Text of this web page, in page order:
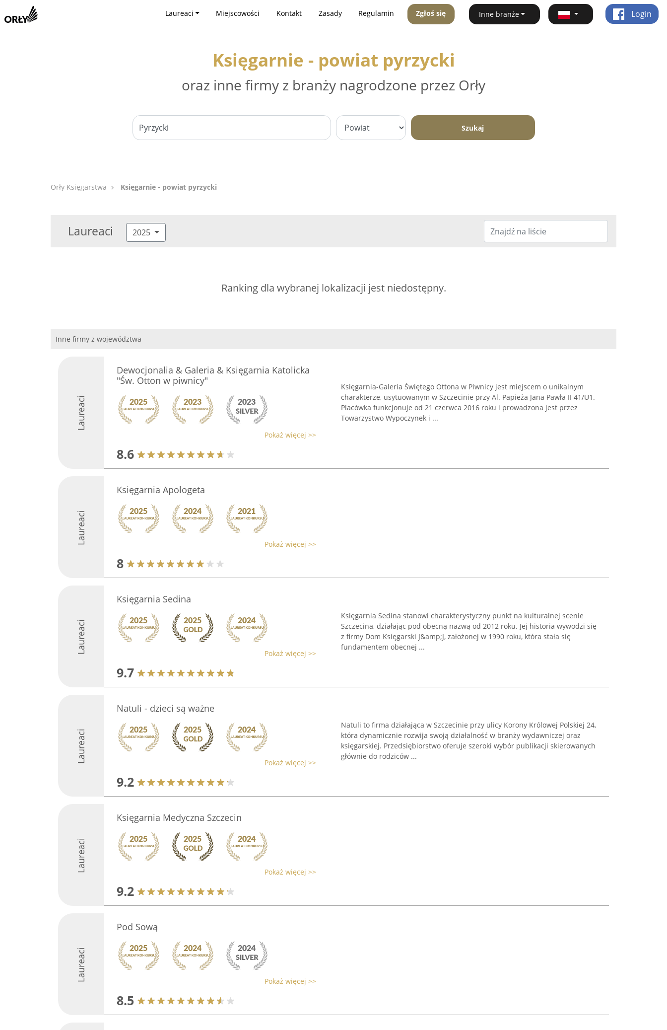
Laureaci Miejscowości Kontakt Zasady Regulamin Zgłoś się Inne branże Login
Księgarnie - powiat pyrzycki
oraz inne firmy z branży nagrodzone przez Orły
Szukaj
Orły Księgarstwa Księgarnie - powiat pyrzycki
Laureaci 2025
Ranking dla wybranej lokalizacji jest niedostępny.
Inne firmy z województwa
Laureaci
Dewocjonalia & Galeria & Księgarnia Katolicka
"Św. Otton w piwnicy"
Pokaż więcej >>
8.6
Księgarnia-Galeria Świętego Ottona w Piwnicy jest miejscem o unikalnym
charakterze, usytuowanym w Szczecinie przy Al. Papieża Jana Pawła II 41/U1.
Placówka funkcjonuje od 21 czerwca 2016 roku i prowadzona jest przez
Towarzystwo Wypoczynek i ...
Laureaci
Księgarnia Apologeta
Pokaż więcej >>
8
Laureaci
Księgarnia Sedina
Pokaż więcej >>
9.7
Księgarnia Sedina stanowi charakterystyczny punkt na kulturalnej scenie
Szczecina, działając pod obecną nazwą od 2012 roku. Jej historia wywodzi się
z firmy Dom Księgarski J&amp;J, założonej w 1990 roku, która stała się
fundamentem obecnej ...
Laureaci
Natuli - dzieci są ważne
Pokaż więcej >>
9.2
Natuli to firma działająca w Szczecinie przy ulicy Korony Królowej Polskiej 24,
która dynamicznie rozwija swoją działalność w branży wydawniczej oraz
księgarskiej. Przedsiębiorstwo oferuje szeroki wybór publikacji skierowanych
głównie do rodziców ...
Laureaci
Księgarnia Medyczna Szczecin
Pokaż więcej >>
9.2
Laureaci
Pod Sową
Pokaż więcej >>
8.5